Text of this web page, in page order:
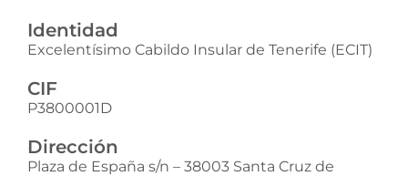
Identidad
Excelentísimo Cabildo Insular de Tenerife (ECIT)
CIF
P3800001D
Dirección
Plaza de España s/n – 38003 Santa Cruz de